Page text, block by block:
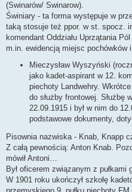
(Swinarów/ Swinarow).
Świniary - ta forma występuje w
taką stosuje też ppor. w st. spocz.
komendant Oddziału Uprzątania
m.in. ewidencją miejsc pochówków
Mieczysław Wyszyński
jako kadet-aspirant w 12.
piechoty Landwehry.
do służby frontowej. Służbę
22.09.1915 i był w nim do
podstawowe dokumenty,
Pisownia nazwiska - Knab, Knapp
Z całą pewnością: Anton Knab.
mówił Antoni…
Był oficerem związanym z pułkami
W 1901 roku ukończył szkołę